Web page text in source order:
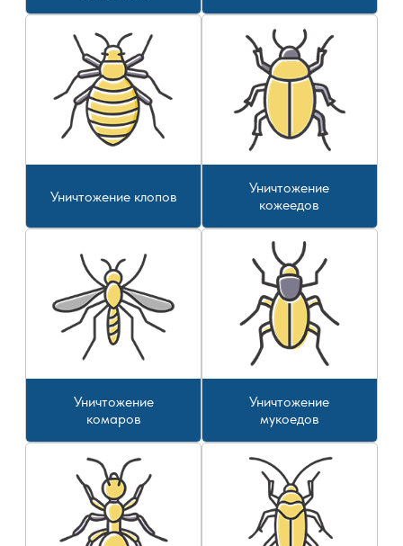
Уничтожение клопов
Уничтожение
кожеедов
Уничтожение
комаров
Уничтожение
мукоедов